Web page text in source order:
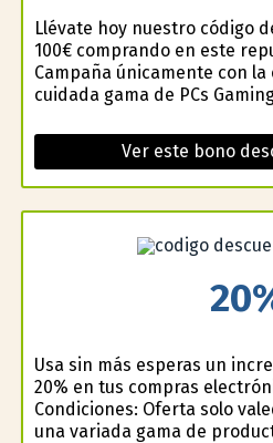
Llévate hoy nuestro código
100€ comprando en este
Campaña únicamente con
cuidada gama de PCs
Ver este bono
Usa sin más esperas un
20% en tus compras
Condiciones: Oferta solo
una variada gama de